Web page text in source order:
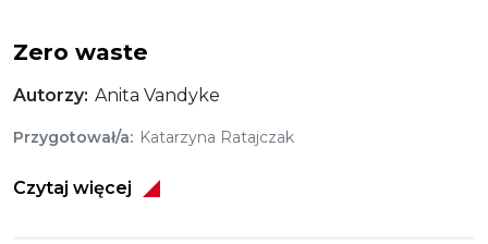
Zero waste
Autorzy Anita Vandyke
Przygotował/a Katarzyna Ratajczak
Czytaj więcej